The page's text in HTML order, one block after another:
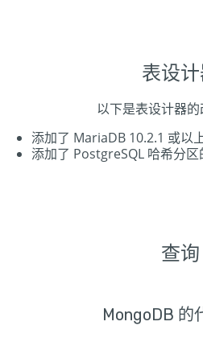
表设
以下是表设计器的
添加了 MariaDB 10.2.1 或以
添加了 PostgreSQL 哈希分区
查询
MongoDB 的